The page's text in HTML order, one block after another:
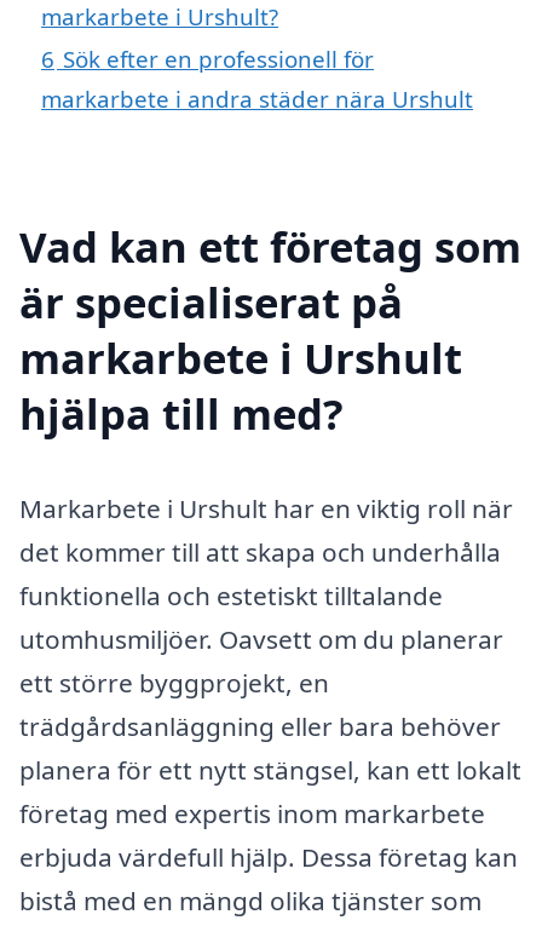
markarbete i Urshult?
6 Sök efter en professionell för
markarbete i andra städer nära Urshult
Vad kan ett företag som
är specialiserat på
markarbete i Urshult
hjälpa till med?
Markarbete i Urshult har en viktig roll när
det kommer till att skapa och underhålla
funktionella och estetiskt tilltalande
utomhusmiljöer. Oavsett om du planerar
ett större byggprojekt, en
trädgårdsanläggning eller bara behöver
planera för ett nytt stängsel, kan ett lokalt
företag med expertis inom markarbete
erbjuda värdefull hjälp. Dessa företag kan
bistå med en mängd olika tjänster som